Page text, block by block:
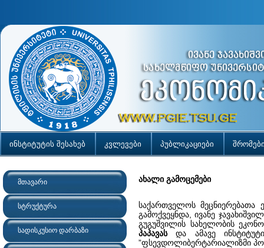
ინსტიტუტის შესახებ კვლევები პუბლიკაციები
მთავარი
სტრუქტურა
სადისკუსიო დარბაზი
ახალი გამოცემები
საქართველოს მეცნიერებათა
გამოქვეყნდა, ივანე
გუგუშვილის სახელობის
პაპავასდა ამავე
”ფსევდოლიბერტარიალიზმი